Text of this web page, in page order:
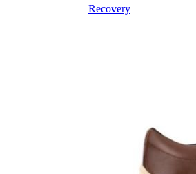
Recovery